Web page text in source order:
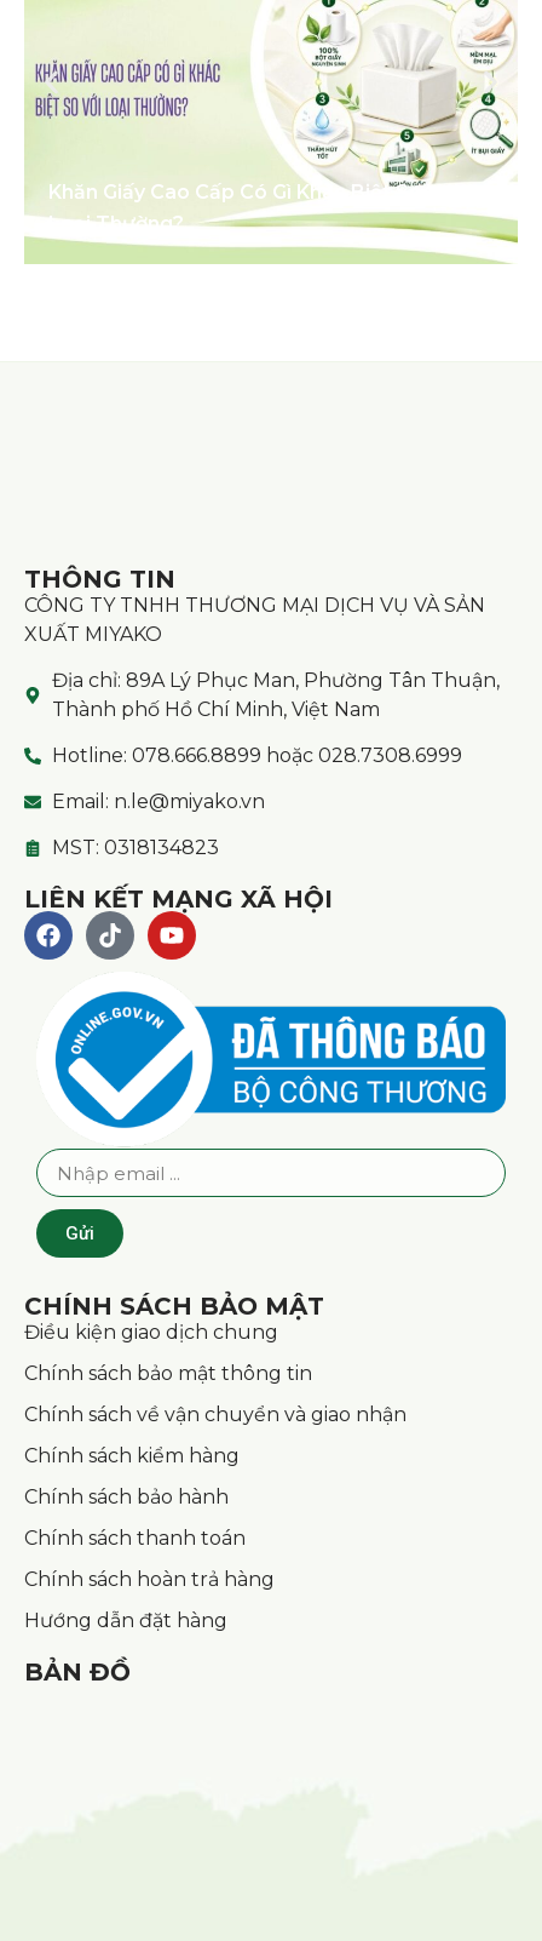
Khăn Giấy Cao Cấp Có Gì Khác Biệt So Với
Loại Thường?
THÔNG TIN
CÔNG TY TNHH THƯƠNG MẠI DỊCH VỤ VÀ SẢN
XUẤT MIYAKO
Địa chỉ: 89A Lý Phục Man, Phường Tân Thuận,
Thành phố Hồ Chí Minh, Việt Nam
Hotline: 078.666.8899 hoặc 028.7308.6999
Email: n.le@miyako.vn
MST: 0318134823
LIÊN KẾT MẠNG XÃ HỘI
Gửi
CHÍNH SÁCH BẢO MẬT
Điều kiện giao dịch chung
Chính sách bảo mật thông tin
Chính sách về vận chuyển và giao nhận
Chính sách kiểm hàng
Chính sách bảo hành
Chính sách thanh toán
Chính sách hoàn trả hàng
Hướng dẫn đặt hàng
BẢN ĐỒ